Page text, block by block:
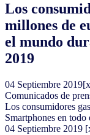
Los
millones de
el mundo
2019
04 Septiembre 2019
Comunicados de
Los consumidores
Smartphones en
04 Septiembre 2019